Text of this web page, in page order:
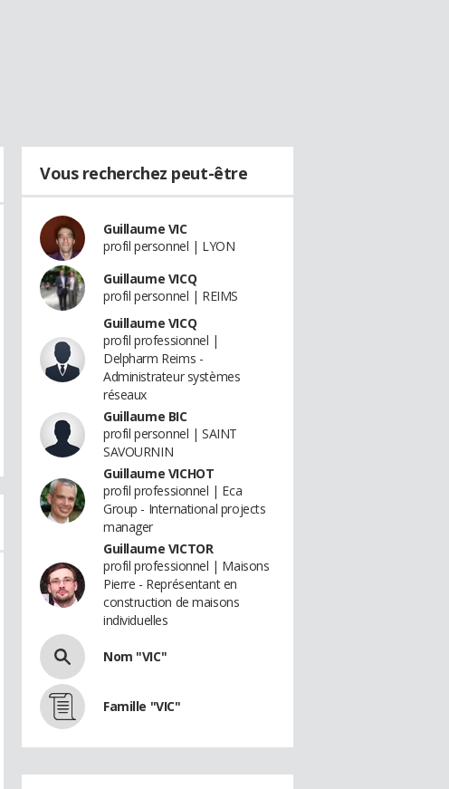
Vous recherchez peut-être
Guillaume VIC
profil personnel | LYON
Guillaume VICQ
profil personnel | REIMS
Guillaume VICQ
profil professionnel |
Delpharm Reims -
Administrateur systèmes
réseaux
Guillaume BIC
profil personnel | SAINT
SAVOURNIN
Guillaume VICHOT
profil professionnel | Eca
Group - International projects
manager
Guillaume VICTOR
profil professionnel | Maisons
Pierre - Représentant en
construction de maisons
individuelles
Nom "VIC"
Famille "VIC"